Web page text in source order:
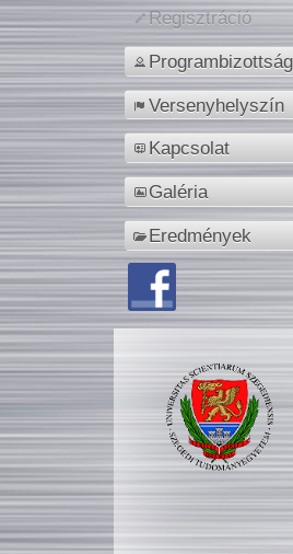
Regisztráció
Programbizottság
Versenyhelyszín
Kapcsolat
Galéria
Eredmények